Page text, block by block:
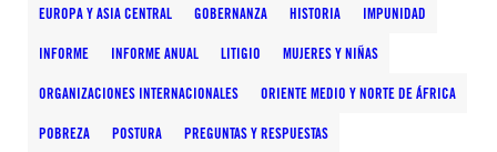
EUROPA Y ASIA CENTRAL GOBERNANZA HISTORIA IMPUNIDAD
INFORME INFORME ANUAL LITIGIO MUJERES Y NIÑAS
ORGANIZACIONES INTERNACIONALES ORIENTE MEDIO Y NORTE DE ÁFRICA
POBREZA POSTURA PREGUNTAS Y RESPUESTAS